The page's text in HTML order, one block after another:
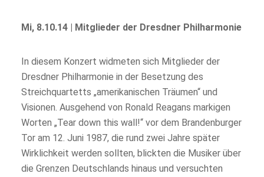
Mi, 8.10.14 | Mitglieder der Dresdner Philharmonie
In diesem Konzert widmeten sich Mitglieder der
Dresdner Philharmonie in der Besetzung des
Streichquartetts „amerikanischen Träumen“ und
Visionen. Ausgehend von Ronald Reagans markigen
Worten „Tear down this wall!“ vor dem Brandenburger
Tor am 12. Juni 1987, die rund zwei Jahre später
Wirklichkeit werden sollten, blickten die Musiker über
die Grenzen Deutschlands hinaus und versuchten